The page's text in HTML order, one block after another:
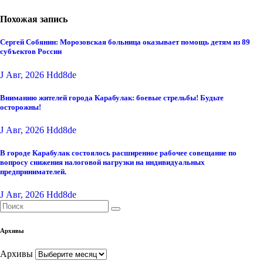
Похожая запись
Сергей Собянин: Морозовская больница оказывает помощь детям из 89
субъектов России
J Авг, 2026 Hdd8de
Вниманию жителей города Карабулак: боевые стрельбы! Будьте
осторожны!
J Авг, 2026 Hdd8de
В городе Карабулак состоялось расширенное рабочее совещание по
вопросу снижения налоговой нагрузки на индивидуальных
предпринимателей.
J Авг, 2026 Hdd8de
Архивы
Архивы